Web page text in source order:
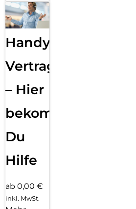
Handy
Vertragsabwicklung
– Hier
bekommst
Du
Hilfe
ab 0,00 €
inkl. MwSt.